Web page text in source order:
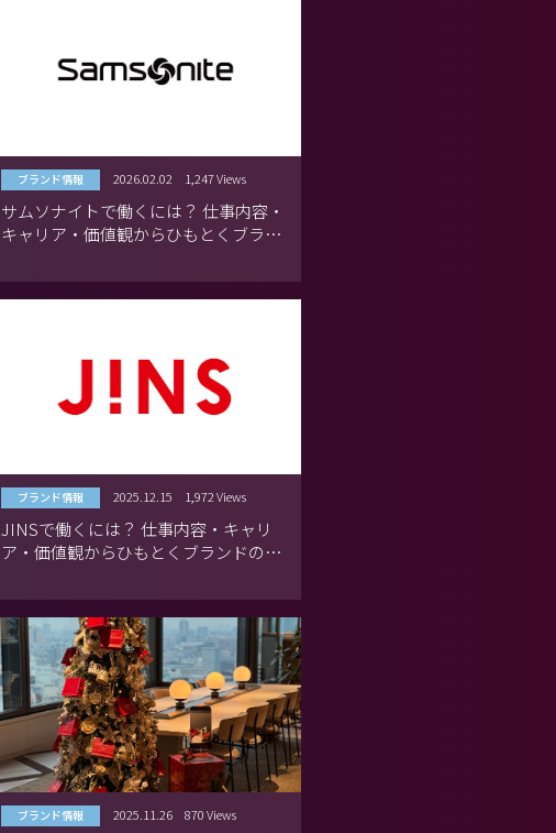
ブランド情報 2026.02.02 1,247 Views
サムソナイトで働くには？ 仕事内容・
キャリア・価値観からひもとくブラン
ブランド情報 2025.12.15 1,972 Views
JINSで働くには？ 仕事内容・キャリ
ア・価値観からひもとくブランドの魅
ブランド情報 2025.11.26 870 Views